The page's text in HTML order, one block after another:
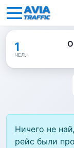
1
ЧЕЛ.
Ничего не
рейс были